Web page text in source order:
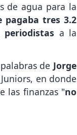
de agua para la
pagaba tres 3.2
a la
de Jorge
en donde
las finanzas "no